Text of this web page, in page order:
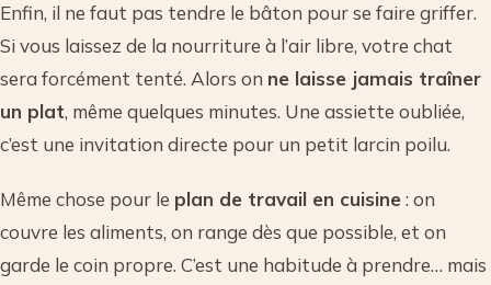
Enfin, il ne faut pas tendre le bâton pour se faire griffer.
Si vous laissez de la nourriture à l’air libre, votre chat
sera forcément tenté. Alors on ne laisse jamais traîner
un plat, même quelques minutes. Une assiette oubliée,
c’est une invitation directe pour un petit larcin poilu.
Même chose pour le plan de travail en cuisine: on
couvre les aliments, on range dès que possible, et on
garde le coin propre. C’est une habitude à prendre… mais